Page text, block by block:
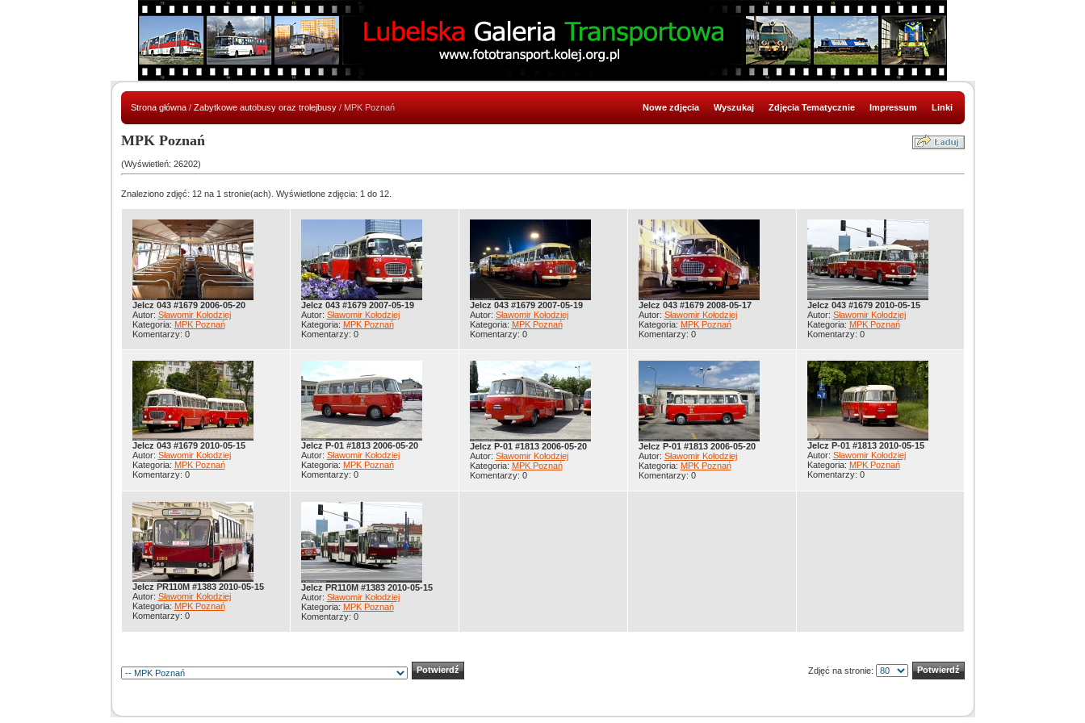
Strona główna/ Zabytkowe autobusy oraz trolejbusy/ MPK Poznań Nowe zdjęcia Wyszukaj Zdjęcia Tematycznie Impressum Linki
MPK Poznań
(Wyświetleń: 26202)
Znaleziono zdjęć: 12 na 1 stronie(ach). Wyświetlone zdjęcia: 1 do 12.
Jelcz 043 #1679 2006-05-20
Autor: Sławomir Kołodziej
Kategoria: MPK Poznań
Komentarzy: 0
Jelcz 043 #1679 2007-05-19
Autor: Sławomir Kołodziej
Kategoria: MPK Poznań
Komentarzy: 0
Jelcz 043 #1679 2007-05-19
Autor: Sławomir Kołodziej
Kategoria: MPK Poznań
Komentarzy: 0
Jelcz 043 #1679 2008-05-17
Autor: Sławomir Kołodziej
Kategoria: MPK Poznań
Komentarzy: 0
Jelcz 043 #1679 2010-05-15
Autor: Sławomir Kołodziej
Kategoria: MPK Poznań
Komentarzy: 0
Jelcz 043 #1679 2010-05-15
Autor: Sławomir Kołodziej
Kategoria: MPK Poznań
Komentarzy: 0
Jelcz P-01 #1813 2006-05-20
Autor: Sławomir Kołodziej
Kategoria: MPK Poznań
Komentarzy: 0
Jelcz P-01 #1813 2006-05-20
Autor: Sławomir Kołodziej
Kategoria: MPK Poznań
Komentarzy: 0
Jelcz P-01 #1813 2006-05-20
Autor: Sławomir Kołodziej
Kategoria: MPK Poznań
Komentarzy: 0
Jelcz P-01 #1813 2010-05-15
Autor: Sławomir Kołodziej
Kategoria: MPK Poznań
Komentarzy: 0
Jelcz PR110M #1383 2010-05-15
Autor: Sławomir Kołodziej
Kategoria: MPK Poznań
Komentarzy: 0
Jelcz PR110M #1383 2010-05-15
Autor: Sławomir Kołodziej
Kategoria: MPK Poznań
Komentarzy: 0
Zdjęć na stronie: